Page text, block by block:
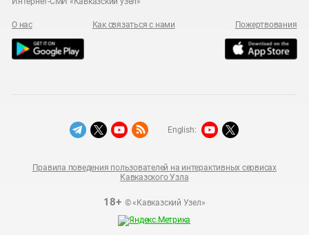
О нас Как связаться с нами Пожертвования
18+© «Кавказский Узел»
Правила поведения пользователей на интерактивных сервисах
Кавказского Узла
English: